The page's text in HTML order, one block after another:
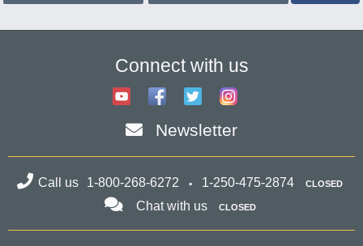
Connect with us
Newsletter
Call us 1-800-268-6272 1-250-475-2874 CLOSED
Chat with us CLOSED